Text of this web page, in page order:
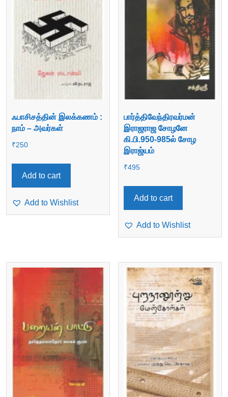
ஃபாசிசத்தின் இலக்கணம் :
நாம் – அவர்கள்
₹250
Add to cart
Add to Wishlist
பார்த்திவேந்திரவர்மன்
இராஜராஜ சோழனே
கி.பி.950-985ல் சோழ
இராஜ்யம்
₹495
Add to cart
Add to Wishlist